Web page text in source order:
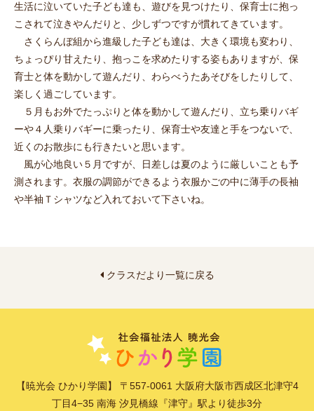
生活に泣いていた子ども達も、遊びを見つけたり、保育士に抱っ
こされて泣きやんだりと、少しずつですが慣れてきています。
さくらんぼ組から進級した子ども達は、大きく環境も変わり、
ちょっぴり甘えたり、抱っこを求めたりする姿もありますが、保
育士と体を動かして遊んだり、わらべうたあそびをしたりして、
楽しく過ごしています。
５月もお外でたっぷりと体を動かして遊んだり、立ち乗りバギ
ーや４人乗りバギーに乗ったり、保育士や友達と手をつないで、
近くのお散歩にも行きたいと思います。
風が心地良い５月ですが、日差しは夏のように厳しいことも予
測されます。衣服の調節ができるよう衣服かごの中に薄手の長袖
や半袖Ｔシャツなど入れておいて下さいね。
クラスだより一覧に戻る
【暁光会 ひかり学園】 〒557-0061 大阪府大阪市西成区北津守4
丁目4−35 南海 汐見橋線『津守』駅より徒歩3分